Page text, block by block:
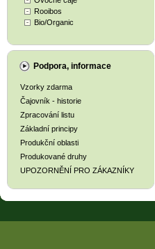
Rooibos
Bio/Organic
Podpora, informace
Vzorky zdarma
Čajovník - historie
Zpracování listu
Základní principy
Produkční oblasti
Produkované druhy
UPOZORNĚNÍ PRO ZÁKAZNÍKY